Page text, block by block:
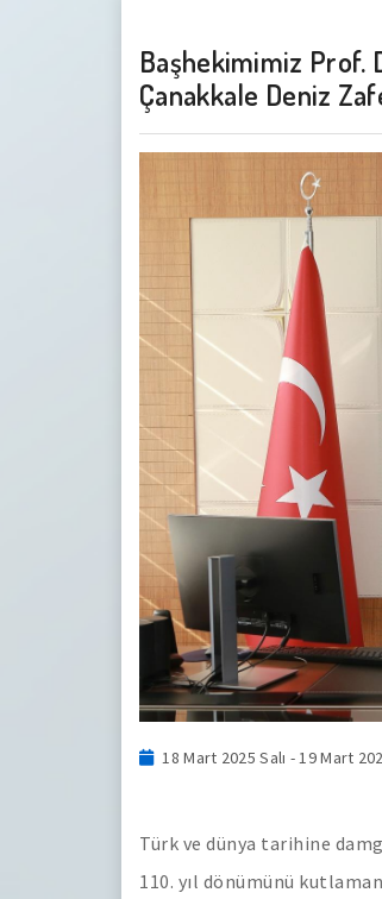
Başhekimimiz Prof.
Çanakkale Deniz
18 Mart 2025 Salı - 19 Mart
Türk ve dünya tarihine
110. yıl dönümünü